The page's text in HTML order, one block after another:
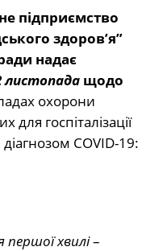
підприємство
здоров’я”
надає
листопада щодо
охорони
для госпіталізації
COVID-19:
першої хвилі–